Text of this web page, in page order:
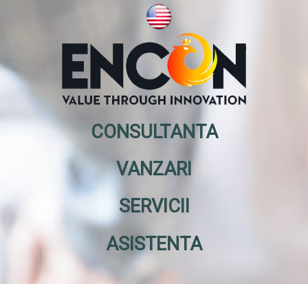
CONSULTANTA
VANZARI
SERVICII
ASISTENTA